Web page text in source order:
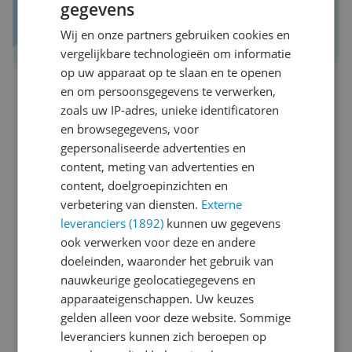
Ook het ontbreken van een sd slot is geen
probleem.. 256G is meer dan voldoende.
een echte aanrader in mijn ogen!
Daar maak je een betere keuze mee!
Schrijf een review over Kieskeurig.nl
c************@g********31-10-
2022
Algemene
Compacte lichtgewicht toestel
Reviewscore 8.0
De Oppo Reno 8 is een slim design toestel dat fijn in
de hand ligt. Het overzetten van de gegevens van de
oude toestel is makkelijk en wanneer je het toestel
gebruikt merk je dat dit een krachtig toestel is. Het
interne geheugen zorgt voor snel schakelen tussen
apps en tabbladen. De foto's en video's die ik er tot
nu toe mee genomen heb, zijn van prachtig
Pluspunten
Lichtgewicht
gegevens
Wij en onze partners gebruiken cookies en
vergelijkbare technologieën om informatie
op uw apparaat op te slaan en te openen
en om persoonsgegevens te verwerken,
zoals uw IP-adres, unieke identificatoren
en browsegegevens, voor
gepersonaliseerde advertenties en
content, meting van advertenties en
content, doelgroepinzichten en
verbetering van diensten. Externe
leveranciers (1892) kunnen uw gegevens
ook verwerken voor deze en andere
doeleinden, waaronder het gebruik van
nauwkeurige geolocatiegegevens en
apparaateigenschappen. Uw keuzes
gelden alleen voor deze website. Sommige
leveranciers kunnen zich beroepen op